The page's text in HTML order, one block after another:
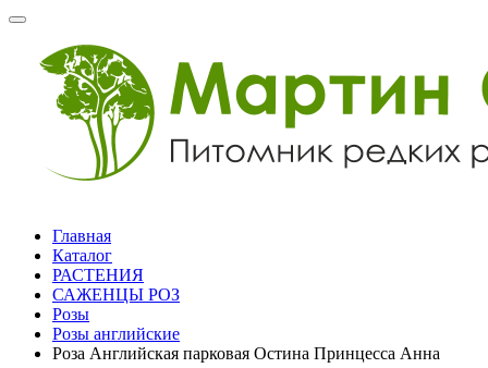
Главная
Каталог
РАСТЕНИЯ
САЖЕНЦЫ РОЗ
Розы
Розы английские
Роза Английская парковая Остина Принцесса Анна